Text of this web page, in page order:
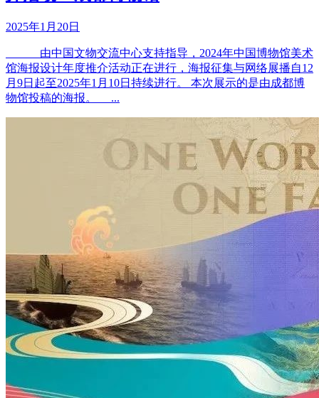
2025年1月20日
由中国文物交流中心支持指导，2024年中国博物馆美术
馆海报设计年度推介活动正在进行，海报征集与网络展播自12
月9日起至2025年1月10日持续进行。 本次展示的是由成都博
物馆投稿的海报。 ...